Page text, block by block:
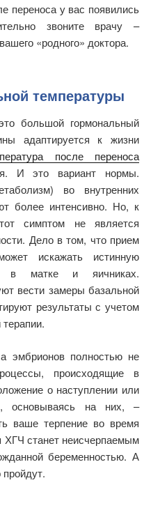
переноса у вас появились
звоните врачу –
«родного» доктора.
температуры
большой гормональный
адаптируется к жизни
после переноса
И это вариант нормы.
во внутренних
более интенсивно. Но, к
симптом не является
Дело в том, что прием
искажать истинную
в матке и яичниках.
вести замеры базальной
результаты с учетом
эмбрионов полностью не
происходящие в
о наступлении или
основываясь на них, –
ваше терпение во время
ХГЧ станет неисчерпаемым
беременностью. А